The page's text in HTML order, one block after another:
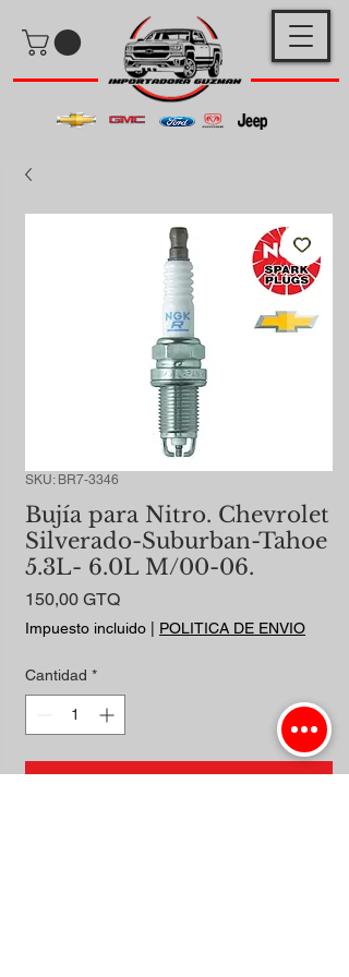
SKU: BR7-3346
Bujía para Nitro. Chevrolet
Silverado-Suburban-Tahoe
5.3L- 6.0L M/00-06.
150,00 GTQPrecio
Impuesto incluido POLITICA DE ENVIO
Cantidad *